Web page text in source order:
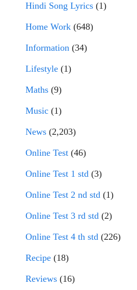
Hindi Song Lyrics (1)
Home Work (648)
Information (34)
Lifestyle (1)
Maths (9)
Music (1)
News (2,203)
Online Test (46)
Online Test 1 std (3)
Online Test 2 nd std (1)
Online Test 3 rd std (2)
Online Test 4 th std (226)
Recipe (18)
Reviews (16)